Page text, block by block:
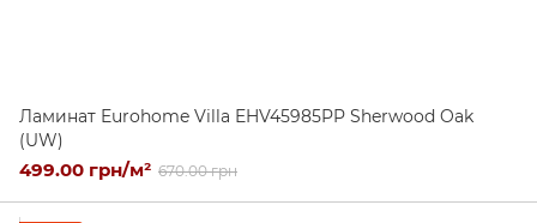
Ламинат Eurohome Villa EHV45985PP Sherwood Oak
(UW)
499.00 грн/м² 670.00 грн